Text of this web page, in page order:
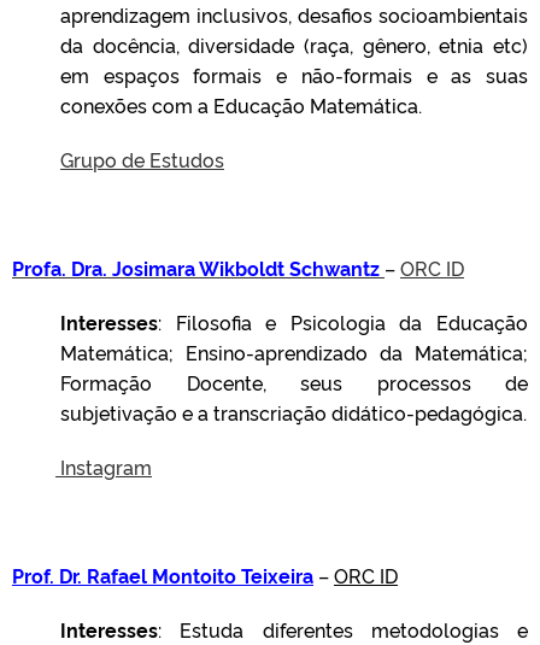
aprendizagem inclusivos, desafios socioambientais
da docência, diversidade (raça, gênero, etnia etc)
em espaços formais e não-formais e as suas
conexões com a Educação Matemática.
Grupo de Estudos
Profa. Dra. Josimara Wikboldt Schwantz –ORC ID
Interesses: Filosofia e Psicologia da Educação
Matemática; Ensino-aprendizado da Matemática;
Formação Docente, seus processos de
subjetivação e a transcriação didático-pedagógica.
Instagram
Prof. Dr. Rafael Montoito Teixeira –ORC ID
Interesses: Estuda diferentes metodologias e